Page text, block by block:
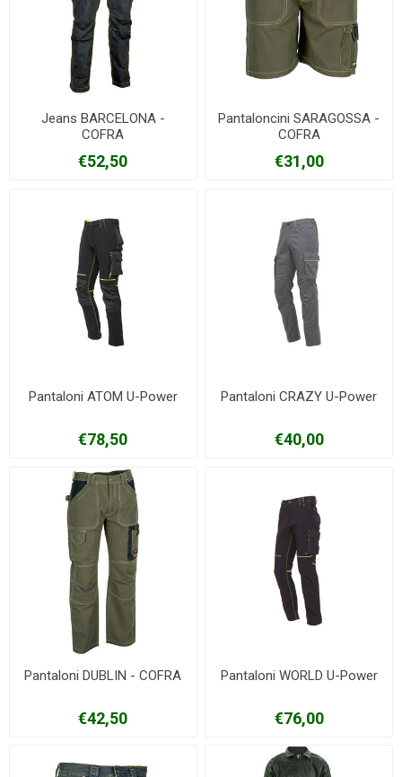
Jeans BARCELONA -
COFRA
€52,50
Pantaloncini SARAGOSSA -
COFRA
€31,00
Pantaloni ATOM U-Power
€78,50
Pantaloni CRAZY U-Power
€40,00
Pantaloni DUBLIN - COFRA
€42,50
Pantaloni WORLD U-Power
€76,00